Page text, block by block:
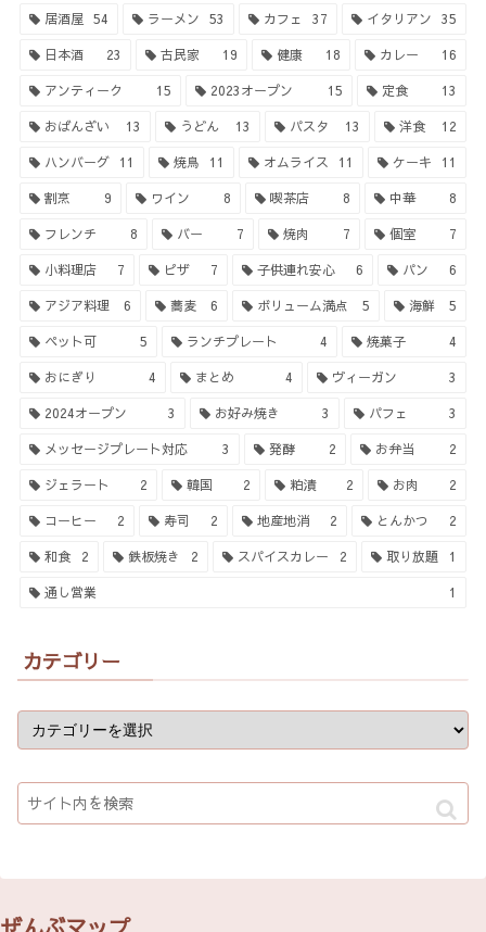
居酒屋 54 ラーメン 53 カフェ 37 イタリアン 35
日本酒 23 古民家 19 健康 18 カレー 16
アンティーク 15 2023オープン 15 定食 13
おばんざい 13 うどん 13 パスタ 13 洋食 12
ハンバーグ 11 焼鳥 11 オムライス 11 ケーキ 11
割烹 9 ワイン 8 喫茶店 8 中華 8
フレンチ 8 バー 7 焼肉 7 個室 7
小料理店 7 ピザ 7 子供連れ安心 6 パン 6
アジア料理 6 蕎麦 6 ボリューム満点 5 海鮮 5
ペット可 5 ランチプレート 4 焼菓子 4
おにぎり 4 まとめ 4 ヴィーガン 3
2024オープン 3 お好み焼き 3 パフェ 3
メッセージプレート対応 3 発酵 2 お弁当 2
ジェラート 2 韓国 2 粕漬 2 お肉 2
コーヒー 2 寿司 2 地産地消 2 とんかつ 2
和食 2 鉄板焼き 2 スパイスカレー 2 取り放題 1
通し営業 1
カテゴリー